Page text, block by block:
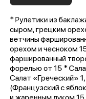
* Рулетики из
сыром, грецким
ветчины
орехом и чесноком
фаршированный
форелью от 15 *
Салат «Греческий»
(Французский с